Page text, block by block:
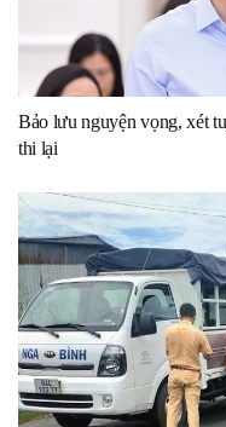
Bảo lưu nguyện vọng, xét
thi lại